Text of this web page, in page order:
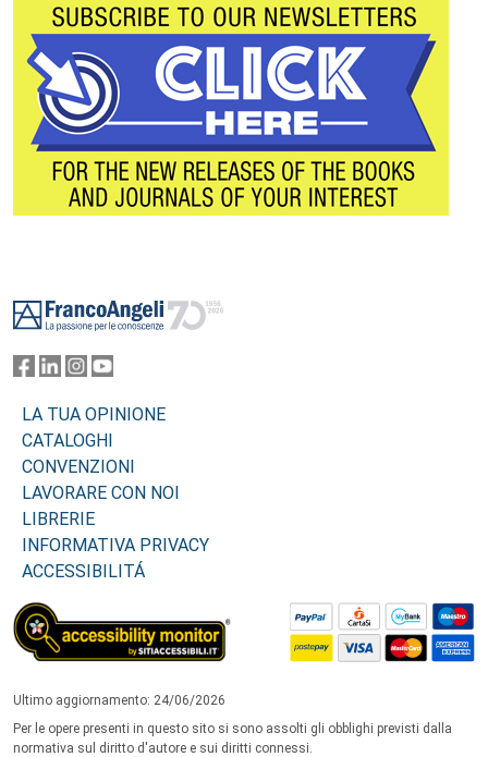
LA TUA OPINIONE
CATALOGHI
CONVENZIONI
LAVORARE CON NOI
LIBRERIE
INFORMATIVA PRIVACY
ACCESSIBILITÁ
Ultimo aggiornamento: 24/06/2026
Per le opere presenti in questo sito si sono assolti gli obblighi previsti dalla
normativa sul diritto d'autore e sui diritti connessi.